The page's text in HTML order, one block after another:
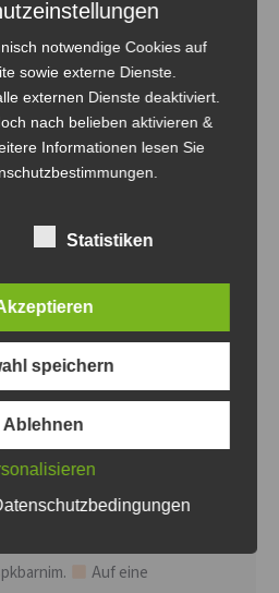
20. April 2020
zu Ostern gab. Nämlich viele
Auf eine
notwendige Cookies auf
sowie externe Dienste.
externen Dienste deaktiviert.
nach belieben aktivieren &
Informationen lesen Sie
Statistiken
speichern